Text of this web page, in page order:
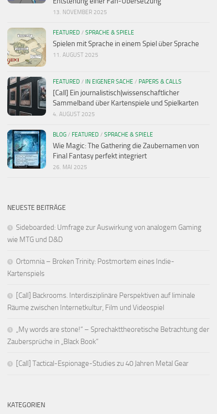
13. NOVEMBER 2025
FEATURED / SPRACHE & SPIELE
Spielen mit Sprache in einem Spiel über Sprache
11. AUGUST 2025
FEATURED / IN EIGENER SACHE / PAPERS & CALLS
[Call] Ein journalistisch|wissenschaftlicher
Sammelband über Kartenspiele und Spielkarten
4. AUGUST 2025
BLOG / FEATURED / SPRACHE & SPIELE
Wie Magic: The Gathering die Zaubernamen von
Final Fantasy perfekt integriert
26. MAI 2025
NEUESTE BEITRÄGE
Sideboarded: Umfrage zur Auswirkung von analogem Gaming
wie MTG und D&D
Ortomnia – Broken Trinity: Postmortem eines Indie-
Kartenspiels
[Call] Backrooms. Interdisziplinäre Perspektiven auf liminale
Räume zwischen Internetkultur, Film und Videospiel
„My words are stone!“ – Sprechakttheoretische Betrachtung der
Zaubersprüche in „Black Book“
[Call] Tactical-Espionage-Studies zu 40 Jahren Metal Gear
KATEGORIEN